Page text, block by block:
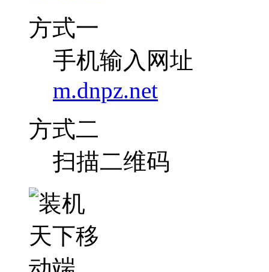
方式一
手机输入网址
m.dnpz.net
方式二
扫描二维码